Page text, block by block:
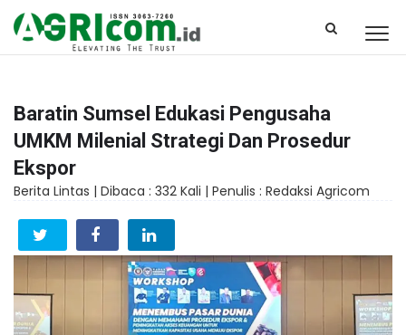
Baratin Sumsel Edukasi Pengusaha
UMKM Milenial Strategi Dan Prosedur
Ekspor
Berita Lintas | Dibaca : 332 Kali | Penulis : Redaksi Agricom